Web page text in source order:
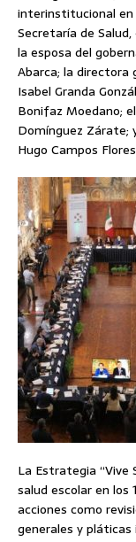
interinstitucional en
Secretaría de
la esposa del
Abarca; la directora
Isabel Granda
Bonifaz Moedano;
Domínguez Zárate;
Hugo Campos
La Estrategia “Vive
salud escolar en los
acciones como
generales y